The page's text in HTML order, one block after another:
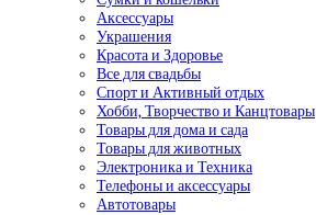
Аксессуары
Украшения
Красота и Здоровье
Все для свадьбы
Спорт и Активный отдых
Хобби, Творчество и Канцтовары
Товары для дома и сада
Товары для животных
Электроника и Техника
Телефоны и аксессуары
Автотовары